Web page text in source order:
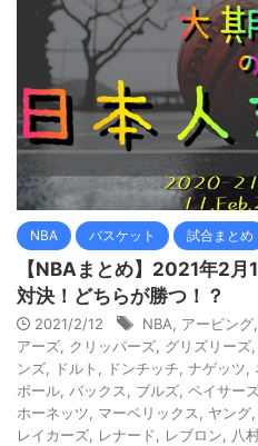
NBA バスケット 試合まとめ
【NBAまとめ】2021年2月
対決！どちらが勝つ！？
2021/2/12 NBA, アービング,
アーズ, クリッパーズ, グリズリーズ,
ンズ, ドルト , ドンチッチ, ナゲッツ,
ボール, バックス, ブルズ, ペイサー
ホーネッツ, マーベリックス, ヤング,
レイカーズ, レナード, レブロン, 八